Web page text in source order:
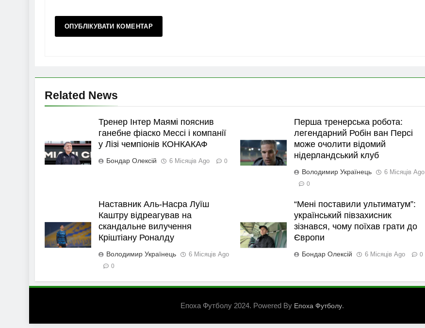
Related News
Тренер Інтер Маямі пояснив
ганебне фіаско Мессі і компанії
у Лізі чемпіонів КОНКАКАФ
Бондар Олексій 6 Місяців Ago 0
Перша тренерська робота:
легендарний Робін ван Персі
може очолити відомий
нідерландський клуб
Володимир Українець 6 Місяців Ago
0
Наставник Аль-Насра Луїш
Каштру відреагував на
скандальне вилучення
Кріштіану Роналду
Володимир Українець 6 Місяців Ago
0
“Мені поставили ультиматум”:
український півзахисник
зізнався, чому поїхав грати до
Європи
Бондар Олексій 6 Місяців Ago 0
Епоха Футболу 2024. Powered By Епоха Футболу.